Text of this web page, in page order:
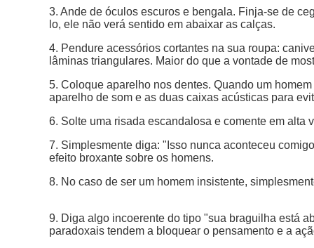
3. Ande de óculos escuros e bengala. Finja-se de
lo, ele não verá sentido em abaixar as calças.
4. Pendure acessórios cortantes na sua roupa:
lâminas triangulares. Maior do que a vontade de
5. Coloque aparelho nos dentes. Quando um
aparelho de som e as duas caixas acústicas para
6. Solte uma risada escandalosa e comente em alta
7. Simplesmente diga: "Isso nunca aconteceu
efeito broxante sobre os homens.
8. No caso de ser um homem insistente,
9. Diga algo incoerente do tipo "sua braguilha está
paradoxais tendem a bloquear o pensamento e a